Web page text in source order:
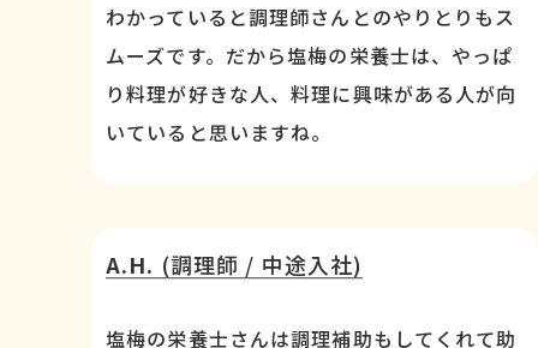
わかっていると調理師さんとのやりとりもス
ムーズです。だから塩梅の栄養士は、やっぱ
り料理が好きな人、料理に興味がある人が向
いていると思いますね。
A.H. (調理師 / 中途入社)
塩梅の栄養士さんは調理補助もしてくれて助